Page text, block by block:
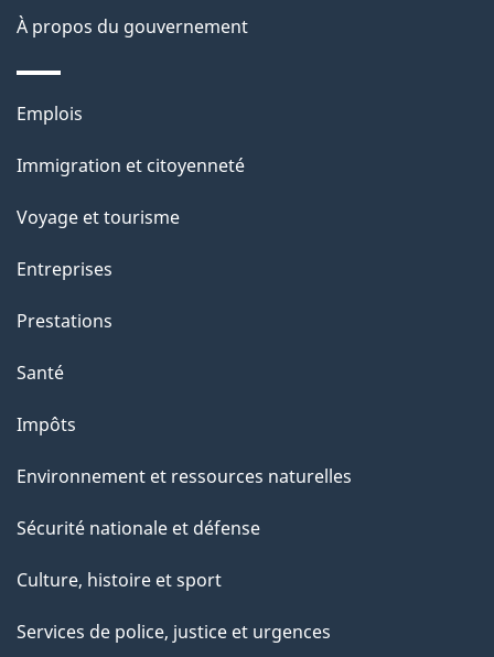
g
e
À propos du gouvernement
Thèmes
sujets
Emplois
Immigration et citoyenneté
Voyage et tourisme
Entreprises
Prestations
Santé
Impôts
Environnement et ressources naturelles
Sécurité nationale et défense
Culture, histoire et sport
Services de police, justice et urgences